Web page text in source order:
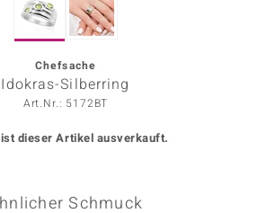
Chefsache
Idokras-Silberring
Art.Nr.: 5172BT
dieser Artikel ausverkauft.
Schmuck